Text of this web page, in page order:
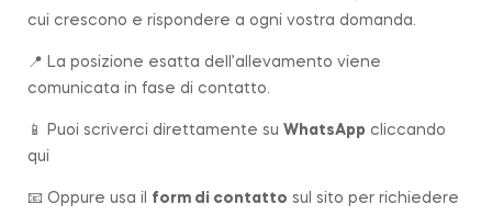
cui crescono e rispondere a ogni vostra domanda.
📍 La posizione esatta dell’allevamento viene
comunicata in fase di contatto.
📱 Puoi scriverci direttamente su WhatsApp cliccando
qui
📧 Oppure usa il form di contatto sul sito per richiedere